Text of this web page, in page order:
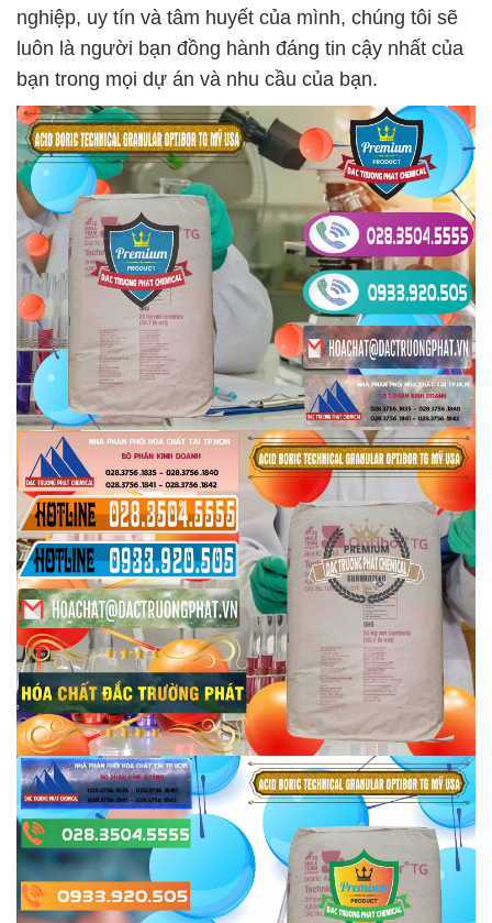
nghiệp, uy tín và tâm huyết của mình, chúng tôi sẽ
luôn là người bạn đồng hành đáng tin cậy nhất của
bạn trong mọi dự án và nhu cầu của bạn.